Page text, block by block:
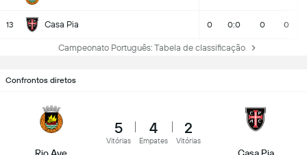
13 Casa Pia 0 0:0 0 0
Campeonato Português: Tabela de classificação
Confrontos diretos
5
Vitórias
4
Empates
2
Vitórias